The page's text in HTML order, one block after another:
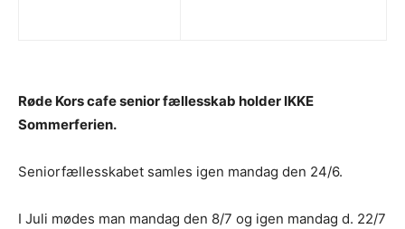
Røde Kors cafe senior fællesskab holder IKKE
Sommerferien.
Seniorfællesskabet samles igen mandag den 24/6.
I Juli mødes man mandag den 8/7 og igen mandag d. 22/7